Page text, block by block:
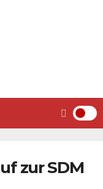
zur SDM